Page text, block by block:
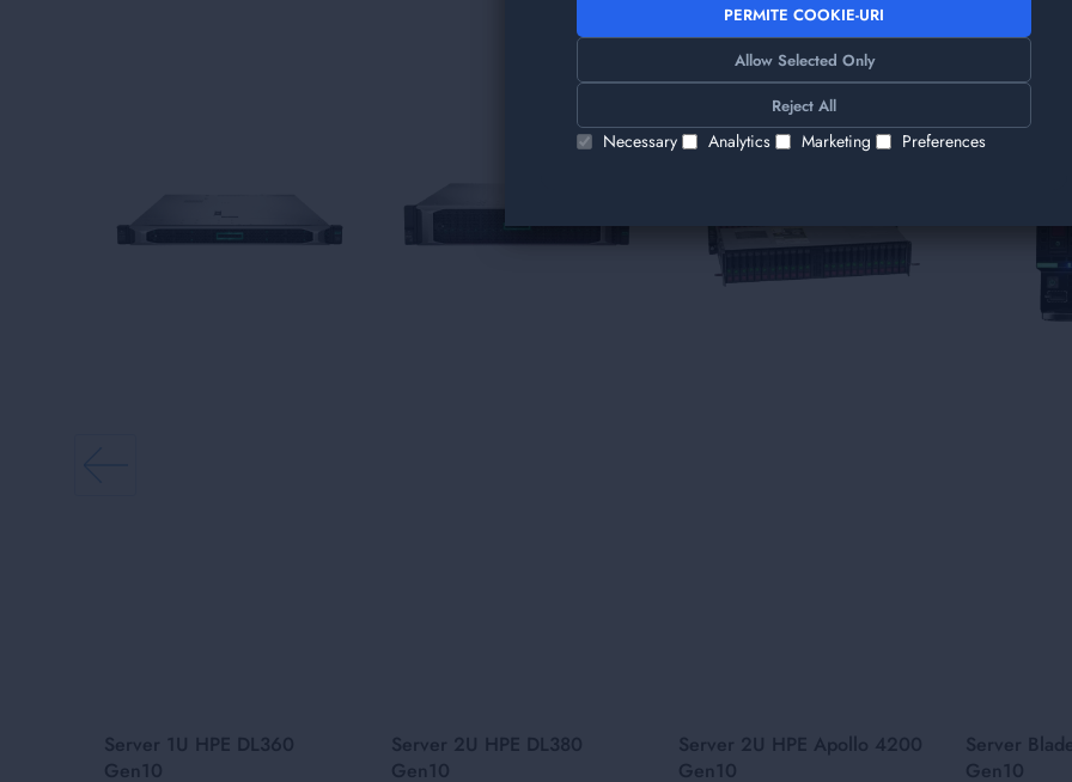
PERMITE COOKIE-URI
Allow Selected Only
Reject All
Necessary Analytics Marketing Preferences
Server 1U HPE DL360
Gen10
Server 2U HPE DL380
Gen10
Server 2U HPE Apollo 4200
Gen10
Server
Gen10